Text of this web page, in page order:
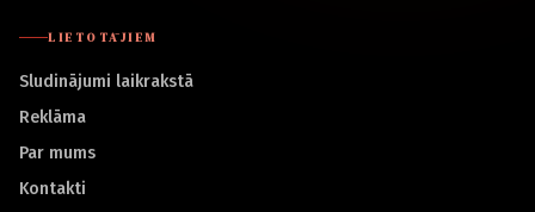
LIETOTĀJIEM
Sludinājumi laikrakstā
Reklāma
Par mums
Kontakti